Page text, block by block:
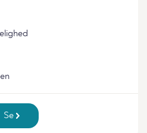
Se